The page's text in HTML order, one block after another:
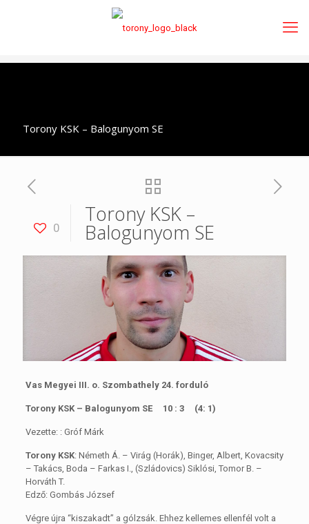
Torony KSK – Balogunyom SE
0
Torony KSK –
Balogunyom SE
Vas Megyei III. o. Szombathely 24. forduló
Torony KSK – Balogunyom SE 10 : 3 (4: 1)
Vezette: : Gróf Márk
Torony KSK: Németh Á. – Virág (Horák), Binger, Albert, Kovacsity
– Takács, Boda – Farkas I., (Szládovics) Siklósi, Tomor B. –
Horváth T.
Edző: Gombás József
Végre újra “kiszakadt” a gólzsák. Ehhez kellemes ellenfél volt a